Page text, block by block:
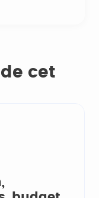
cet